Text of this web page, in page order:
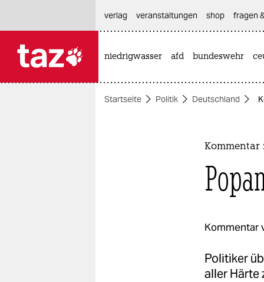
themen
verlag
veranstaltungen shop fragen
niedrigwasser afd bundeswehr
Startseite Politik Deutschland
Kommentar
Kommentar
Politiker
aller Härte